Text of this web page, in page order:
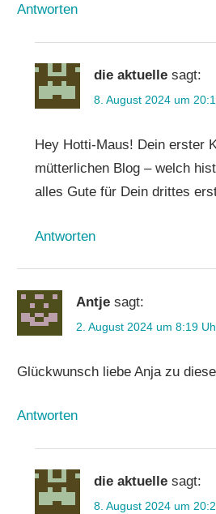
Antworten
die aktuelle sagt:
8. August 2024 um
Hey Hotti-Maus! Dein erster
mütterlichen Blog – welch
alles Gute für Dein drittes
Antworten
Antje sagt:
2. August 2024 um 8:19
Glückwunsch liebe Anja zu
Antworten
die aktuelle sagt:
8. August 2024 um